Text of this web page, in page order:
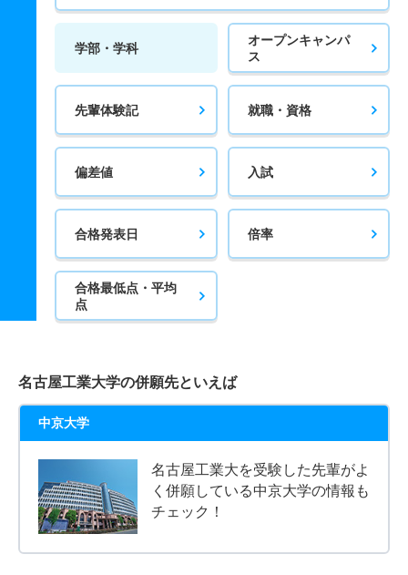
学部・学科
オープンキャンパ
ス
先輩体験記 就職・資格
偏差値 入試
合格発表日 倍率
合格最低点・平均
点
名古屋工業大学の併願先といえば
中京大学
名古屋工業大を受験した先輩がよ
く併願している中京大学の情報も
チェック！